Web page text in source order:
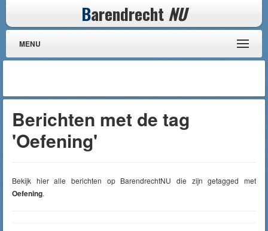
Barendrecht NU
MENU
Berichten met de tag
'Oefening'
Bekijk hier alle berichten op BarendrechtNU die zijn getagged met
Oefening.